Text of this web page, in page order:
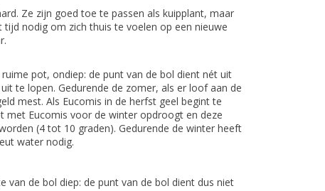
Ze zijn goed toe te passen als kuipplant, maar
nodig om zich thuis te voelen op een nieuwe
pot, ondiep: de punt van de bol dient nét uit
te lopen. Gedurende de zomer, als er loof aan de
mest. Als Eucomis in de herfst geel begint te
Eucomis voor de winter opdroogt en deze
(4 tot 10 graden). Gedurende de winter heeft
water nodig.
van de bol diep: de punt van de bol dient dus niet